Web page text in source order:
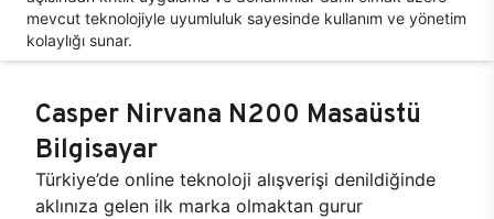
mevcut teknolojiyle uyumluluk sayesinde kullanım ve yönetim
kolaylığı sunar.
Casper Nirvana N200 Masaüstü
Bilgisayar
Türkiye’de online teknoloji alışverişi denildiğinde
aklınıza gelen ilk marka olmaktan gurur